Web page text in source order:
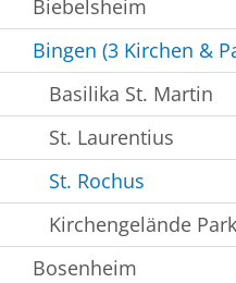
Biebelsheim
Bingen (3 Kirchen &
Basilika St. Martin
St. Laurentius
St. Rochus
Kirchengelände
Bosenheim